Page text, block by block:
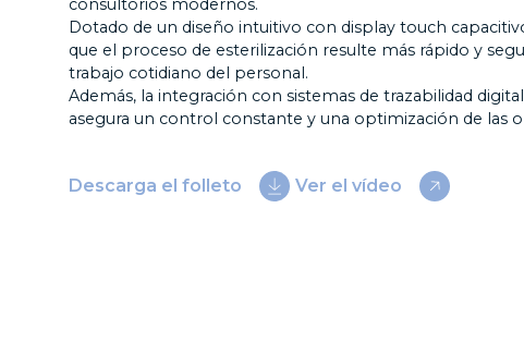
consultorios modernos.
Dotado de un diseño intuitivo con display touch
que el proceso de esterilización resulte más rápido y
trabajo cotidiano del personal.
Además, la integración con sistemas de trazabilidad
asegura un control constante y una optimización de las
Descarga el folleto Ver el vídeo